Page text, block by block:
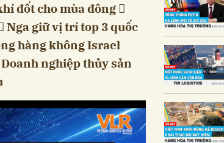
đốt cho mùa đông 
Nga giữ vị trí top 3 quốc
hàng không Israel
nghiệp thủy sản